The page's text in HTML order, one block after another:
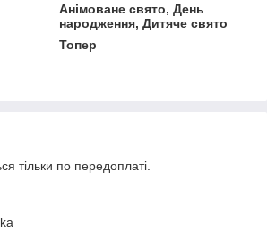
Анімоване свято, День
народження, Дитяче свято
Топер
тільки по передоплаті.